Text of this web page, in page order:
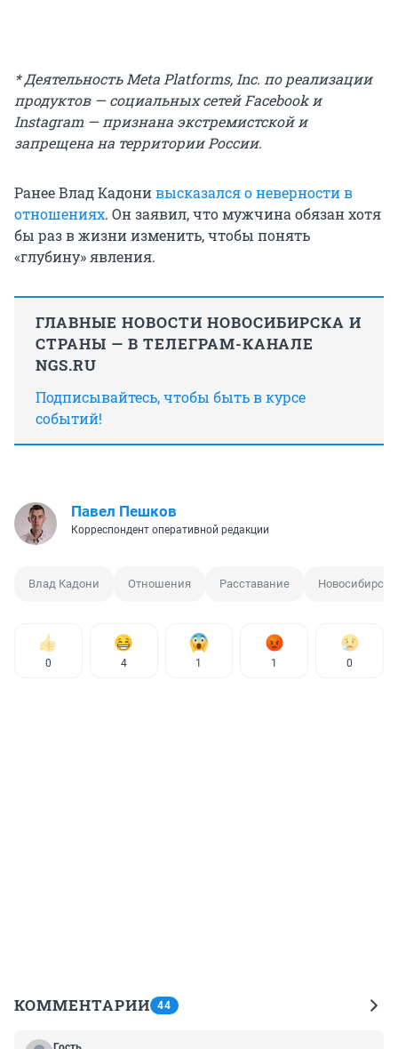
* Деятельность Meta Platforms, Inc. по реализации
продуктов — социальных сетей Facebook и
Instagram — признана экстремистской и
запрещена на территории России.
Ранее Влад Кадонивысказался о неверности в
отношениях. Он заявил, что мужчина обязан хотя
бы раз в жизни изменить, чтобы понять
«глубину» явления.
ГЛАВНЫЕ НОВОСТИ НОВОСИБИРСКА И
СТРАНЫ — В ТЕЛЕГРАМ-КАНАЛЕ
NGS.RU
Подписывайтесь, чтобы быть в курсе
событий!
Павел Пешков
Корреспондент оперативной редакции
Влад Кадони Отношения Расставание Новосибирск
0 4 1 1 0
КОММЕНТАРИИ 44